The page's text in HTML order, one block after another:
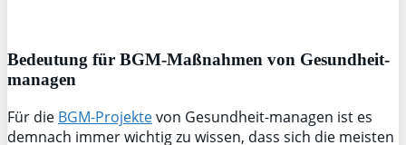
Bedeutung für BGM-Maßnahmen von Gesundheit-
managen
Für die BGM-Projektevon Gesundheit-managen ist es
demnach immer wichtig zu wissen, dass sich die meisten